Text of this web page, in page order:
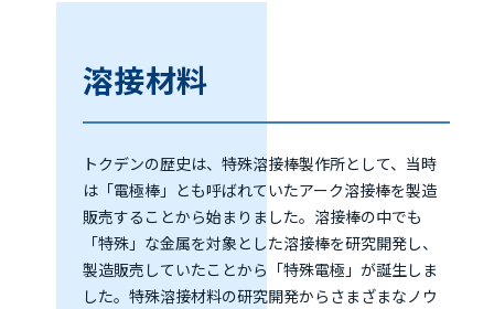
溶接材料
トクデンの歴史は、特殊溶接棒製作所として、当時
は「電極棒」とも呼ばれていたアーク溶接棒を製造
販売することから始まりました。溶接棒の中でも
「特殊」な金属を対象とした溶接棒を研究開発し、
製造販売していたことから「特殊電極」が誕生しま
した。特殊溶接材料の研究開発からさまざまなノウ